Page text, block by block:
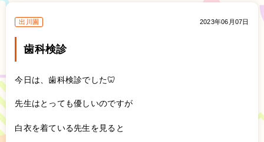
出川園 2023年06月07日
歯科検診
今日は、歯科検診でした🦷
先生はとっても優しいのですが
白衣を着ている先生を見ると